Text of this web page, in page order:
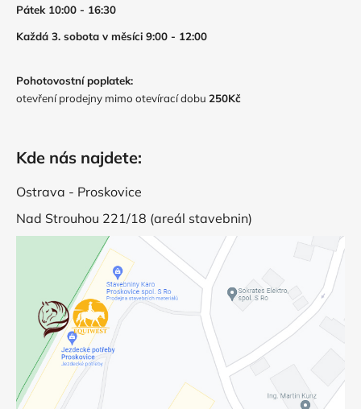
Pátek 10:00 - 16:30
Každá 3. sobota v měsíci 9:00 - 12:00
Pohotovostní poplatek:
otevření prodejny mimo otevírací dobu 250Kč
Kde nás najdete:
Ostrava - Proskovice
Nad Strouhou 221/18 (areál stavebnin)